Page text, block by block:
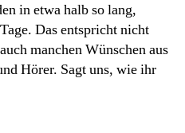
in etwa halb so lang,
Das entspricht nicht
manchen Wünschen aus
Hörer. Sagt uns, wie ihr